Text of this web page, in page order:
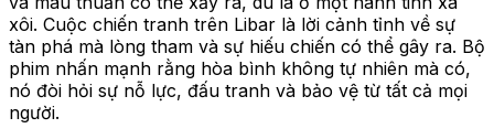
xôi. Cuộc chiến tranh trên Libar là lời cảnh tỉnh về sự
tàn phá mà lòng tham và sự hiếu chiến có thể gây ra. Bộ
phim nhấn mạnh rằng hòa bình không tự nhiên mà có,
nó đòi hỏi sự nỗ lực, đấu tranh và bảo vệ từ tất cả mọi
người.